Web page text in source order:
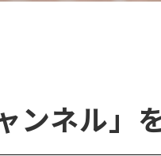
ネル」